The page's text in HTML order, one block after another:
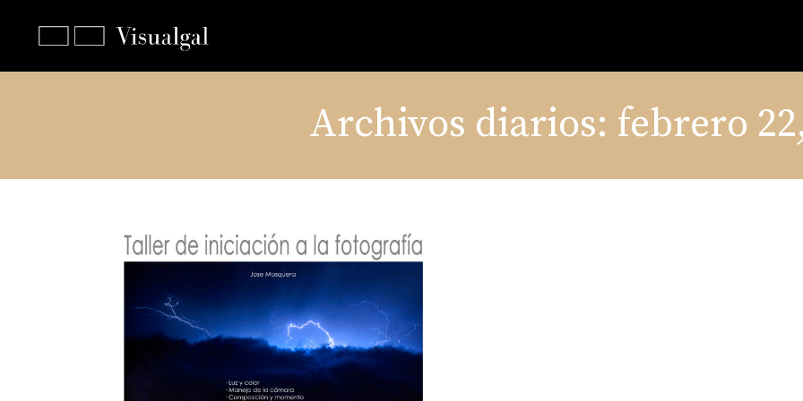
Archivos diarios: febrero